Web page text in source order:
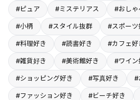
#ピュア #ミステリアス #おしゃ
#小柄 #スタイル抜群 #スポーツ
#料理好き #読書好き #カフェ好
#雑貨好き #美術館好き #ワイン
#ショッピング好き #写真好き #
#ファッション好き #ビーチ好き